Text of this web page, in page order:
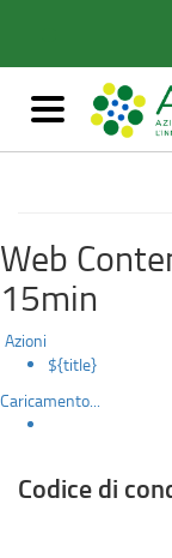
di
condotta
e
etico
Mostra/nascondi
navigazione
Web
15min
Azioni
${title}
Caricamento...
Codice di